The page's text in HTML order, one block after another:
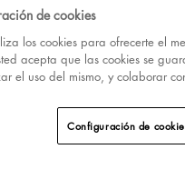
de cookies
los cookies para ofrecerte el
acepta que las cookies se
el uso del mismo, y colaborar
Configuración de